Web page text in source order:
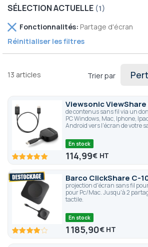
13 articles Trier par
Viewsonic
de contenus sans fil via un
PC Windows, Mac, Iphone,
Android vers l'écran de votre
100 100
En stock
114,99€
Barco ClickShare C-
projection d'écran sans fil
pour Pc/Mac. Jusqu'à 2
tactile.
80 100
En stock
1 185,90€
SÉLECTION ACTUELLE
Fonctionnalités Partage d'écran
cet
élément
Réinitialiser les filtres